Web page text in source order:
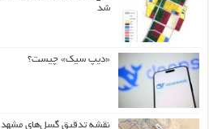
شد
«دیپ سیک» چیست؟
نقشه تدقیق گسل‌های مشهد